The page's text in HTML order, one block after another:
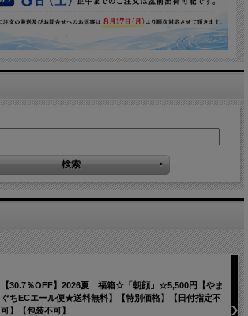
【30.7％OFF】2026夏 福箱☆「朝顔」☆5,500円【やま
ぐちECエール便★送料無料】【特別価格】【日付指定不
可】【包装不可】